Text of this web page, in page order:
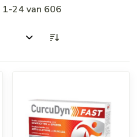
1-24van 606